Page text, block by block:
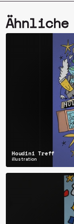
Ähnliche
Houdini Treff
illustration